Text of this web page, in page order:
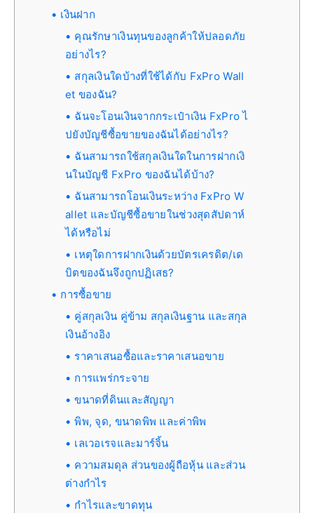
เงินฝาก
คุณรักษาเงินทุนของลูกค้าให้ปลอดภัย
อย่างไร?
สกุลเงินใดบ้างที่ใช้ได้กับ FxPro Wall
et ของฉัน?
ฉันจะโอนเงินจากกระเป๋าเงิน FxPro ไ
ปยังบัญชีซื้อขายของฉันได้อย่างไร?
ฉันสามารถใช้สกุลเงินใดในการฝากเงิ
นในบัญชี FxPro ของฉันได้บ้าง?
ฉันสามารถโอนเงินระหว่าง FxPro W
allet และบัญชีซื้อขายในช่วงสุดสัปดาห์
ได้หรือไม่
เหตุใดการฝากเงินด้วยบัตรเครดิต/เด
บิตของฉันจึงถูกปฏิเสธ?
การซื้อขาย
คู่สกุลเงิน คู่ข้าม สกุลเงินฐาน และสกุล
เงินอ้างอิง
ราคาเสนอซื้อและราคาเสนอขาย
การแพร่กระจาย
ขนาดที่ดินและสัญญา
พิพ, จุด, ขนาดพิพ และค่าพิพ
เลเวอเรจและมาร์จิ้น
ความสมดุล ส่วนของผู้ถือหุ้น และส่วน
ต่างกำไร
กำไรและขาดทุน